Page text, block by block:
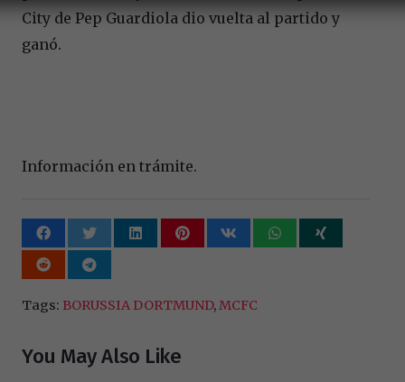
City de Pep Guardiola dio vuelta al partido y
ganó.
Información en trámite.
Tags: BORUSSIA DORTMUND,MCFC
You May Also Like